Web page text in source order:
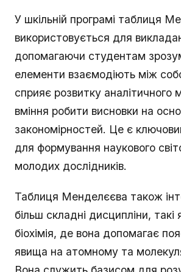
У шкільній програмі таблиця
використовується для
допомагаючи студентам
елементи взаємодіють між
сприяє розвитку аналітичного
вміння робити висновки на
закономірностей. Це є
для формування наукового
молодих дослідників.
Таблиця Менделєєва також
більш складні дисципліни, такі
біохімія, де вона допомагає
явища на атомному та